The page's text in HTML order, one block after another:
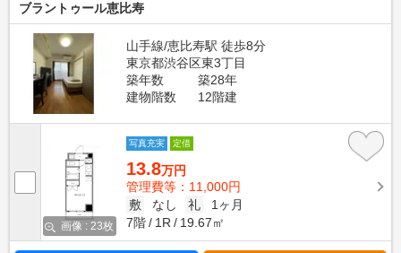
ブラントゥール恵比寿
山手線/恵比寿駅 徒歩8分
東京都渋谷区東3丁目
築年数
築28年
建物階数
12階建
画像 : 23枚
写真充実 定借
13.8万円
管理費等：11,000円
敷
なし 礼
1ヶ月
7階
1R 19.67㎡